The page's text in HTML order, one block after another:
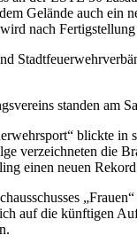
Gelände auch ein
nach Fertigstellung
standen am
blickte
verzeichneten die
einen neuen
auf die künftigen